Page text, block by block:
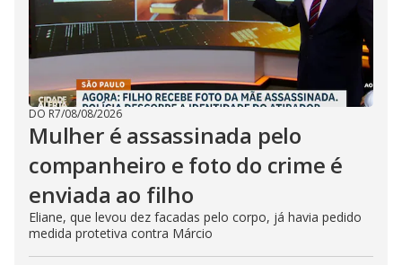
DO R7/08/08/2026
Mulher é assassinada pelo
companheiro e foto do crime é
enviada ao filho
Eliane, que levou dez facadas pelo corpo, já havia pedido
medida protetiva contra Márcio